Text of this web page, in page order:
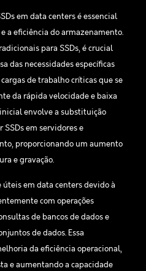
em data centers é essencial
a eficiência do armazenamento.
para SSDs, é crucial
das necessidades específicas
de trabalho críticas que se
da rápida velocidade e baixa
envolve a substituição
em servidores e
proporcionando um aumento
e gravação.
em data centers devido à
com operações
de bancos de dados e
de dados. Essa
da eficiência operacional,
e aumentando a capacidade